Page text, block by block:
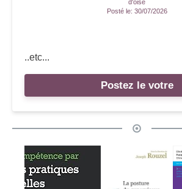
d'oise
Posté le: 30/07/2026
..etc...
Postez le votre